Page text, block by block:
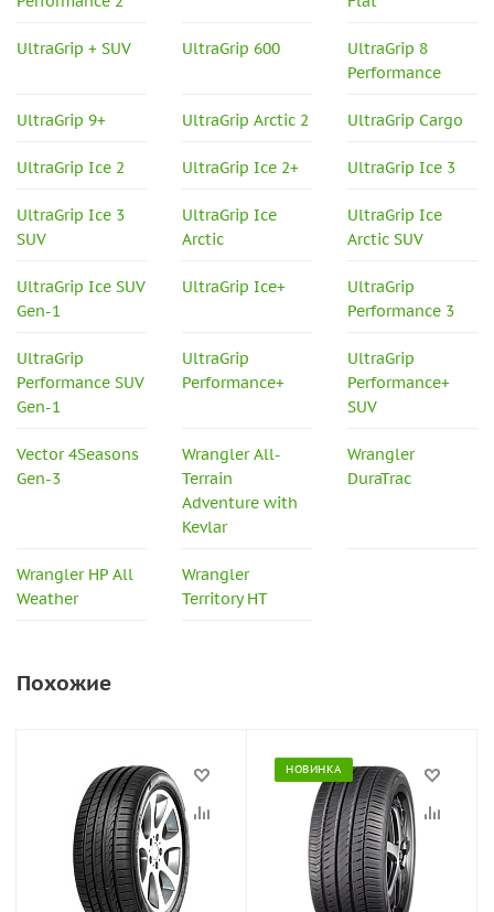
UltraGrip + SUV UltraGrip 600
UltraGrip 8
Performance
UltraGrip 9+ UltraGrip Arctic 2 UltraGrip Cargo
UltraGrip Ice 2 UltraGrip Ice 2+ UltraGrip Ice 3
UltraGrip Ice 3
SUV
UltraGrip Ice
Arctic
UltraGrip Ice
Arctic SUV
UltraGrip Ice SUV
Gen-1
UltraGrip Ice+
UltraGrip
Performance 3
UltraGrip
Performance SUV
Gen-1
UltraGrip
Performance+
UltraGrip
Performance+
SUV
Vector 4Seasons
Gen-3
Wrangler All-
Terrain
Adventure with
Kevlar
Wrangler
DuraTrac
Wrangler HP All
Weather
Wrangler
Territory HT
Похожие
НОВИНКА